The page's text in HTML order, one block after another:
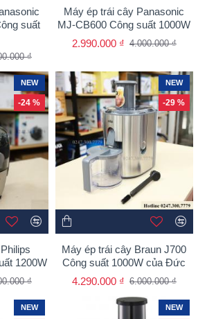
suất
₫
Máy ép trái cây Panasonic
MJ-CB600 Công suất 1000W
2.990.000 ₫ 4.000.000 ₫
NEW
-24 %
1200W
₫
NEW
-29 %
Máy ép trái cây Braun J700
Công suất 1000W của Đức
4.290.000 ₫ 6.000.000 ₫
NEW NEW